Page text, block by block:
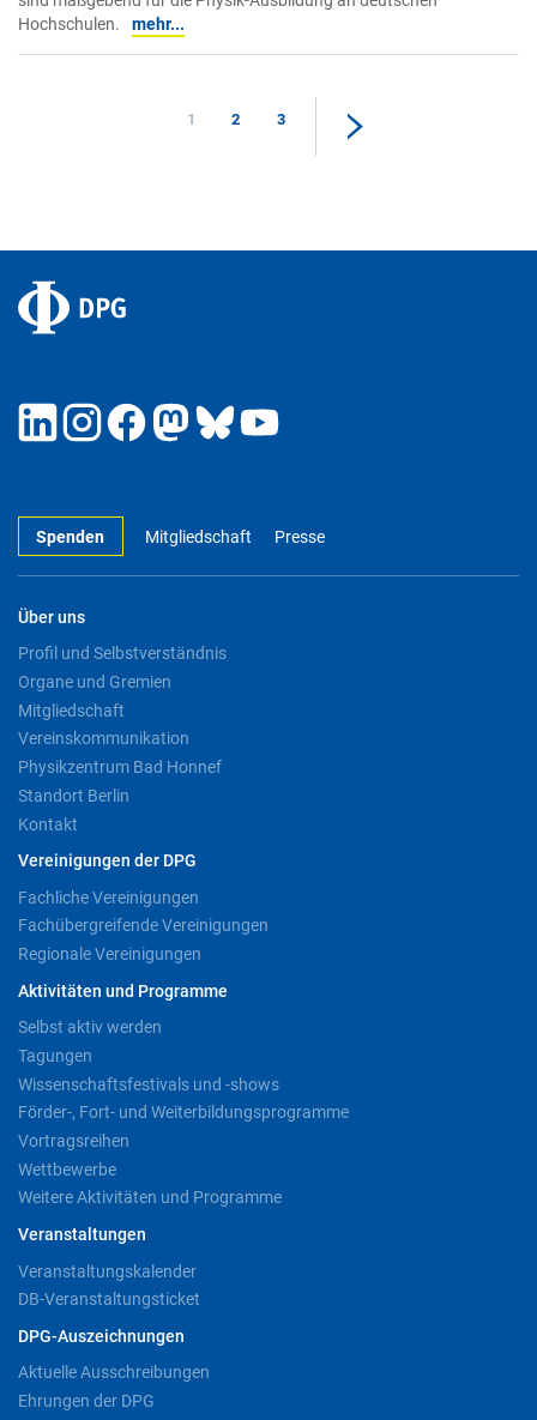
Hochschulen.
mehr...
1 2 3
Spenden Mitgliedschaft Presse
Über uns
Profil und Selbstverständnis
Organe und Gremien
Mitgliedschaft
Vereinskommunikation
Physikzentrum Bad Honnef
Standort Berlin
Kontakt
Vereinigungen der DPG
Fachliche Vereinigungen
Fachübergreifende Vereinigungen
Regionale Vereinigungen
Aktivitäten und Programme
Selbst aktiv werden
Tagungen
Wissenschaftsfestivals und -shows
Förder-, Fort- und Weiterbildungsprogramme
Vortragsreihen
Wettbewerbe
Weitere Aktivitäten und Programme
Veranstaltungen
Veranstaltungskalender
DB-Veranstaltungsticket
DPG-Auszeichnungen
Aktuelle Ausschreibungen
Ehrungen der DPG